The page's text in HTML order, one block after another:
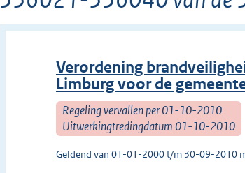
Verordening
Limburg voor de
Regeling vervallen per 01-10-2010
Uitwerkingtredingdatum 01-10-2010
Geldend van 01-01-2000 t/m 30-09-2010